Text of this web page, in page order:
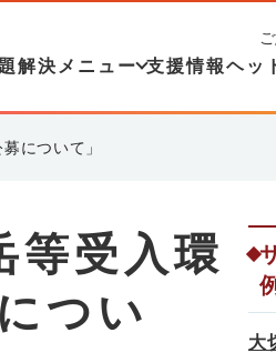
解決メニュー 支援情報ヘッ
について」
等受入環
つい
大